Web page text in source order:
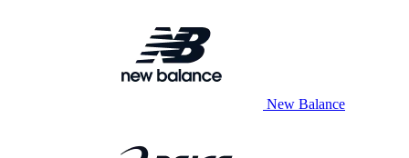
New Balance